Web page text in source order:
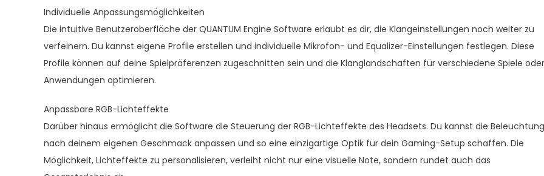
Individuelle Anpassungsmöglichkeiten
Die intuitive Benutzeroberfläche der QUANTUM Engine Software erlaubt es dir, die Klangeinstellungen noch weiter zu
verfeinern. Du kannst eigene Profile erstellen und individuelle Mikrofon- und Equalizer-Einstellungen festlegen. Diese
Profile können auf deine Spielpräferenzen zugeschnitten sein und die Klanglandschaften für verschiedene Spiele oder
Anwendungen optimieren.
Anpassbare RGB-Lichteffekte
Darüber hinaus ermöglicht die Software die Steuerung der RGB-Lichteffekte des Headsets. Du kannst die Beleuchtung
nach deinem eigenen Geschmack anpassen und so eine einzigartige Optik für dein Gaming-Setup schaffen. Die
Möglichkeit, Lichteffekte zu personalisieren, verleiht nicht nur eine visuelle Note, sondern rundet auch das